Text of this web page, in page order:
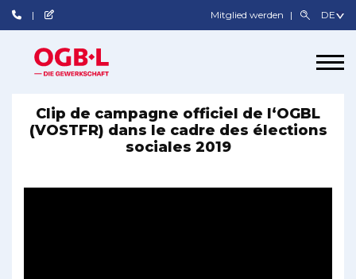
Mitglied werden
Clip de campagne officiel de l‘OGBL
(VOSTFR) dans le cadre des élections
sociales 2019